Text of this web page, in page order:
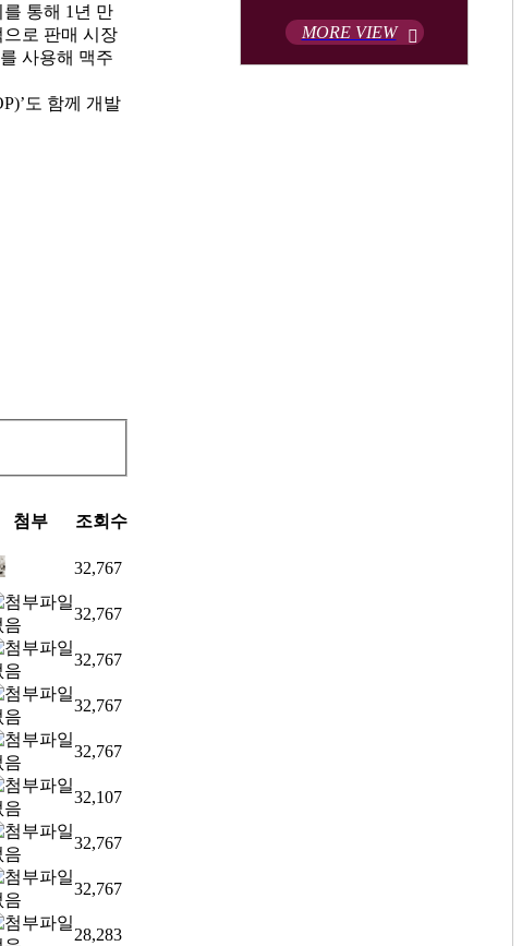
를 통해 1 년 만
로 판매 시장
사용해 맥주
도 함께 개발
첨부 조회수
32,767
32,767
32,767
32,767
32,767
32,107
32,767
32,767
28,283
MORE VIEW